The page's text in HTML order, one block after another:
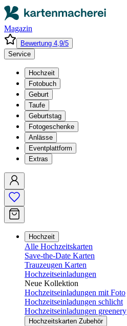
Magazin
Bewertung 4,9/5
Service
Hochzeit
Fotobuch
Geburt
Taufe
Geburtstag
Fotogeschenke
Anlässe
Eventplattform
Extras
Hochzeit
Alle Hochzeitskarten
Save-the-Date Karten
Trauzeugen Karten
Hochzeitseinladungen
Neue Kollektion
Hochzeitseinladungen mit Foto
Hochzeitseinladungen schlicht
Hochzeitseinladungen greenery
Hochzeitskarten Zubehör